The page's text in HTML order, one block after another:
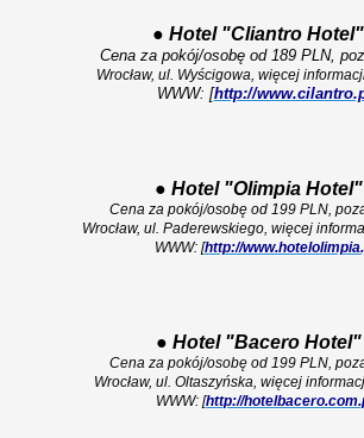
● Hotel "Cliantro Hotel"
Cena za pokój/osobę od 189 PLN,
Wrocław, ul. Wyścigowa, więcej
WWW: [http://
● Hotel "Olimpia Hotel"
Cena za pokój/osobę od 199 PLN,
Wrocław, ul. Paderewskiego, więcej
WWW: [http://
● Hotel "Bacero Hotel"
Cena za pokój/osobę od 199 PLN,
Wrocław, ul. Oltaszyńska, więcej
WWW: [http://